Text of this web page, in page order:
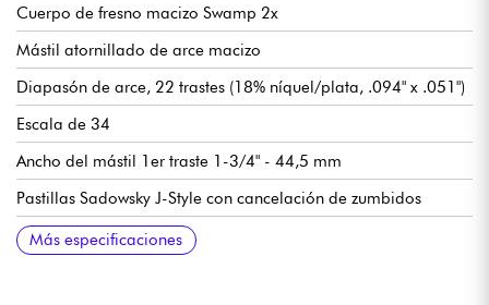
Cuerpo de fresno macizo Swamp 2x
Mástil atornillado de arce macizo
Diapasón de arce, 22 trastes (18% níquel/plata, .094" x .051")
Escala de 34
Ancho del mástil 1er traste 1-3/4" - 44,5 mm
Pastillas Sadowsky J-Style con cancelación de zumbidos
Preamplificador Sadowsky Custom Will Lee Peamp (on/off
mid-boost, 500 Hz u 800 Hz, ancho o estrecho de banda)
Volumen / Balance / Control de tono Vintage (push/pull para
bypass del previo) / Agudos y graves (potenciómetros
Puente Sadowsky de liberación rápida de cuerdas
Clavijas de afinación Sadowsky Light
Se entrega en funda Sadowsky Portabag
Más especificaciones